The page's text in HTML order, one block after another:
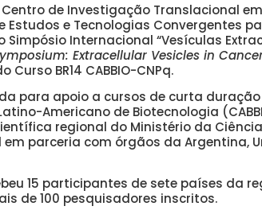
de Investigação Translacional em
Estudos e Tecnologias Convergentes
Simpósio Internacional “Vesículas
Extracellular Vesicles in
BR14 CABBIO-CNPq.
para apoio a cursos de curta duração
Americano de Biotecnologia
regional do Ministério da
parceria com órgãos da Argentina,
15 participantes de sete países da
de 100 pesquisadores inscritos.